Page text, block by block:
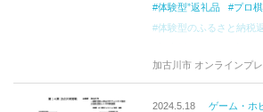
体験型”返礼品
プロ
体験型のふるさと納税
加古川市 オンラインプ
2024.5.18
ゲーム・ホ